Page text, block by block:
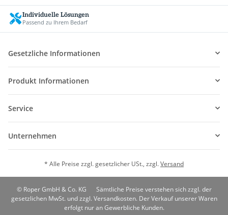
Individuelle Lösungen
Passend zu Ihrem Bedarf
Gesetzliche Informationen
Produkt Informationen
Service
Unternehmen
* Alle Preise zzgl. gesetzlicher USt., zzgl.Versand
© Roper GmbH & Co. KG
Sämtliche Preise verstehen sich zzgl. der
gesetzlichen MwSt. und zzgl. Versandkosten. Der Verkauf unserer Waren
erfolgt nur an Gewerbliche Kunden.